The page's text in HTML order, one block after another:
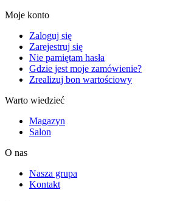
Moje konto
Zaloguj się
Zarejestruj się
Nie pamiętam hasła
Gdzie jest moje zamówienie?
Zrealizuj bon wartościowy
Warto wiedzieć
Magazyn
Salon
O nas
Nasza grupa
Kontakt